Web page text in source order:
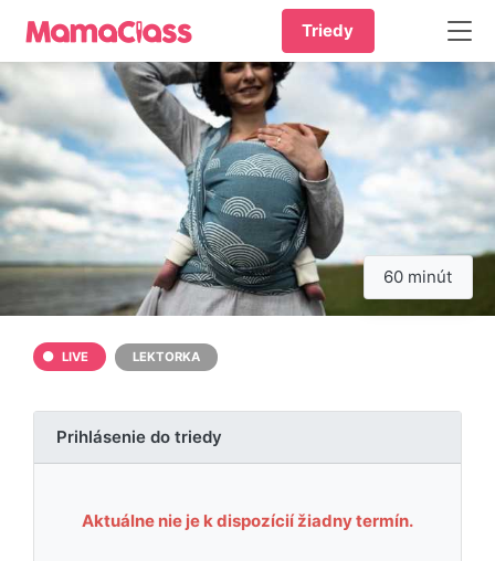
Triedy
60 minút
LIVE LEKTORKA
Prihlásenie do triedy
Aktuálne nie je k dispozícií žiadny termín.